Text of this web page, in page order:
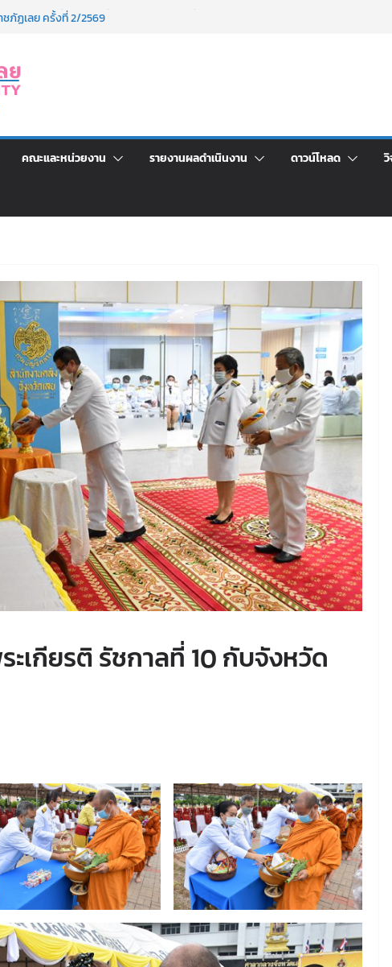
าศัยอาคารชุดสำหรับบุคลากร สายสนับสนุน
อราคา จ้างทำปกปริญญาบัตร จำนวน ๑,๙๗๒ ชุด
รมจิตอาสาบำเพ็ญสาธารณประโยชน์ และบำเพ็ญ
ย ด้วยเงินนอกงบประมาณ ประเภทเงินรายได้
คณะและหน่วยงาน รายงานผลดำเนินงาน ดาวน์โหลด
เกียรติ รัชกาลที่ 10 กับจังหวัด